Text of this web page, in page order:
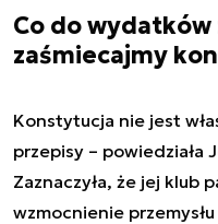
Co do wydatków
zaśmiecajmy
Konstytucja nie jest
przepisy – powiedziała
Zaznaczyła, że jej klub
wzmocnienie